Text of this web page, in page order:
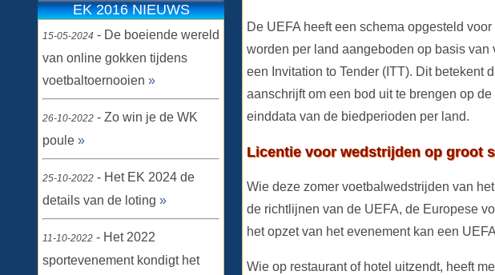
De UEFA heeft een schema opgesteld
worden per land aangeboden op basis
een Invitation to Tender (ITT). Dit betekent
aanschrijft om een bod uit te brengen op
einddata van de biedperioden per land.
Licentie voor wedstrijden op groot
Wie deze zomer voetbalwedstrijden van
de richtlijnen van de UEFA, de Europese
het opzet van het evenement kan een
Wie op restaurant of hotel uitzendt, heeft
EK 2016 NIEUWS
15-05-2024 - De boeiende wereld
van online gokken tijdens
voetbaltoernooien »
26-10-2022 - Zo win je de WK
poule »
25-10-2022 - Het EK 2024 de
details van de loting »
11-10-2022 - Het 2022
sportevenement kondigt het